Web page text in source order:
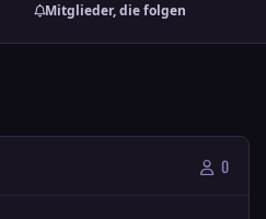
Mitglieder, die folgen
0